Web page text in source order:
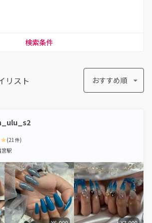
検索条件
リスト おすすめ順
5
(21件)
宮駅